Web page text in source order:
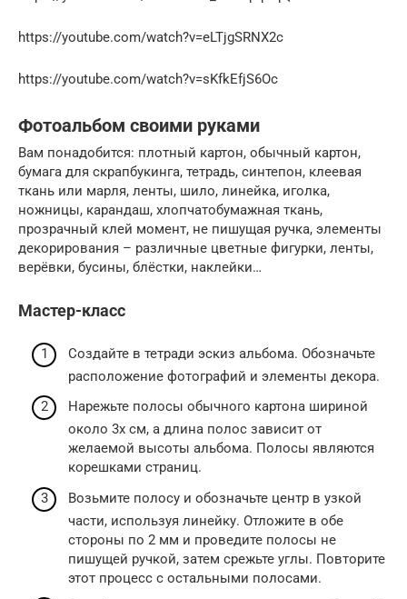
https://youtube.com/watch?v=eLTjgSRNX2c
https://youtube.com/watch?v=sKfkEfjS6Oc
Фотоальбом своими руками
Вам понадобится: плотный картон, обычный картон,
бумага для скрапбукинга, тетрадь, синтепон, клеевая
ткань или марля, ленты, шило, линейка, иголка,
ножницы, карандаш, хлопчатобумажная ткань,
прозрачный клей момент, не пишущая ручка, элементы
декорирования – различные цветные фигурки, ленты,
верёвки, бусины, блёстки, наклейки…
Мастер-класс
Создайте в тетради эскиз альбома. Обозначьте
расположение фотографий и элементы декора.
Нарежьте полосы обычного картона шириной
около 3х см, а длина полос зависит от
желаемой высоты альбома. Полосы являются
корешками страниц.
Возьмите полосу и обозначьте центр в узкой
части, используя линейку. Отложите в обе
стороны по 2 мм и проведите полосы не
пишущей ручкой, затем срежьте углы. Повторите
этот процесс с остальными полосами.